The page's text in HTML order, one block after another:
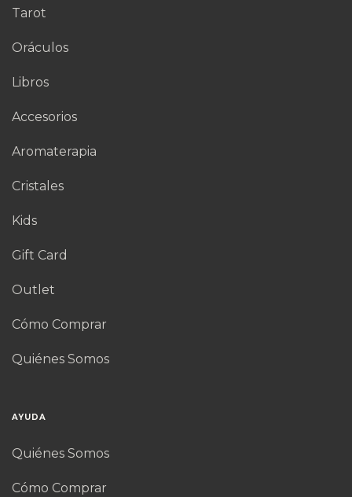
Tarot
Oráculos
Libros
Accesorios
Aromaterapia
Cristales
Kids
Gift Card
Outlet
Cómo Comprar
Quiénes Somos
AYUDA
Quiénes Somos
Cómo Comprar